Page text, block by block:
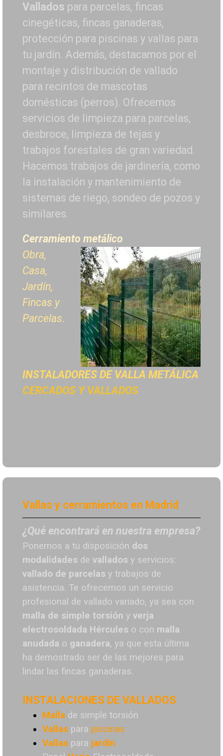
Vallados para parcelas, fincas
cinegéticas, fincas ganaderas,
protección para piscinas y vallas para
tu jardín. Además, destacamos por el
montaje y distribución de vallado
para recintos de mascotas
domésticas (perros). Ofrecemos
servicios de limpieza para parcelas,
desbroce, limpieza de tejas y
trabajos forestales de gran variedad.
Hacemos trabajos de jardinería, como
la instalación y mantenimiento de
sistemas de riego, sondeo de pozos y
similares.
Cerramiento metálico
Obra,
Casa,
Jardín,
Fincas y
Parcelas.
INSTALADORES DE VALLA METÁLICA
CERCADOS Y VALLADOS
Vallas y cerramientos en Madrid
¿Qué encontrará en nuestra empresa?
Ponemos a tu disposición dos
modalidades de vallados y servicios:
vallado de parcelas y trabajos de
asistencia. Te ofrecemos un servicio
profesional de vallado variado, ya sea con
malla de simple torsión y verja
electrosoldada Hércules o con malla
anudada o ganadera, ya que esta última
ha demostrado ser de las mejores para
lindar las fincas ganaderas.
INSTALACIONES DE VALLADOS
Malla de simple torsión
Vallas para piscinas
Vallas para jardín